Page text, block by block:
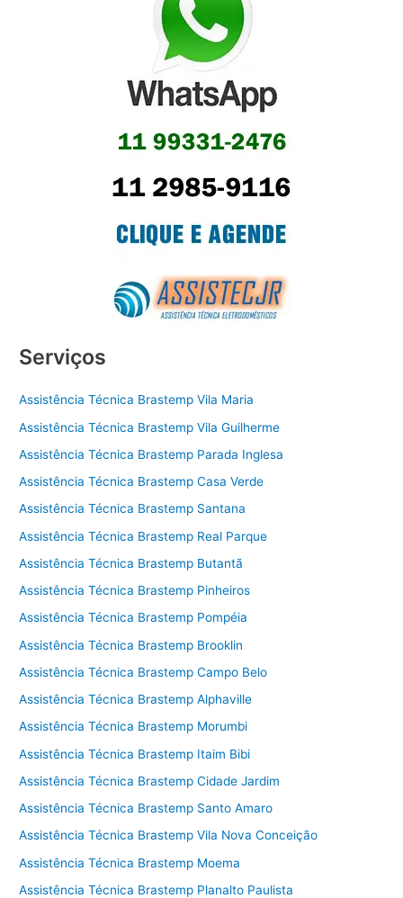
Serviços
Assistência Técnica Brastemp Vila Maria
Assistência Técnica Brastemp Vila Guilherme
Assistência Técnica Brastemp Parada Inglesa
Assistência Técnica Brastemp Casa Verde
Assistência Técnica Brastemp Santana
Assistência Técnica Brastemp Real Parque
Assistência Técnica Brastemp Butantã
Assistência Técnica Brastemp Pinheiros
Assistência Técnica Brastemp Pompéia
Assistência Técnica Brastemp Brooklin
Assistência Técnica Brastemp Campo Belo
Assistência Técnica Brastemp Alphaville
Assistência Técnica Brastemp Morumbi
Assistência Técnica Brastemp Itaim Bibi
Assistência Técnica Brastemp Cidade Jardim
Assistência Técnica Brastemp Santo Amaro
Assistência Técnica Brastemp Vila Nova Conceição
Assistência Técnica Brastemp Moema
Assistência Técnica Brastemp Planalto Paulista